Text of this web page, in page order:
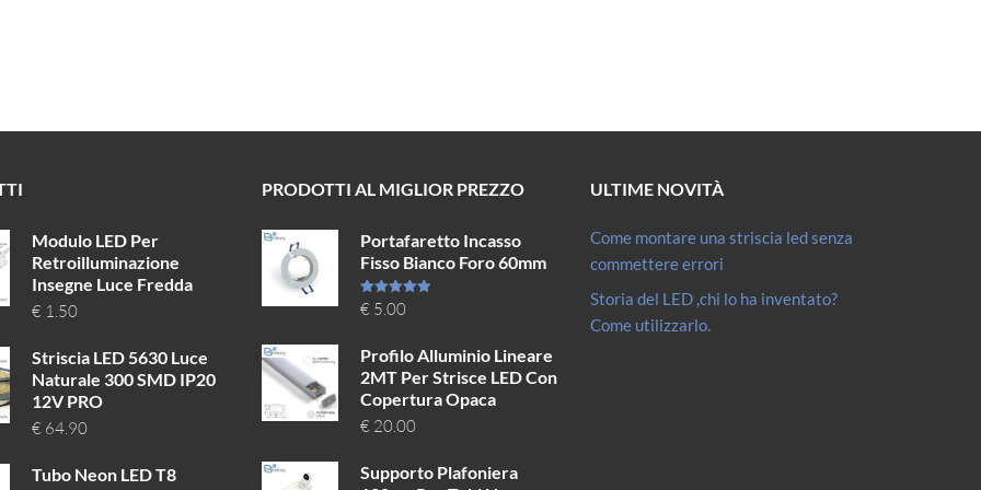
Modulo LED Per
Retroilluminazione
Insegne Luce Fredda
€1.50
Striscia LED 5630 Luce
Naturale 300 SMD IP20
12V PRO
€64.90
Tubo Neon LED T8
PRODOTTI AL MIGLIOR PREZZO
Portafaretto Incasso
Fisso Bianco Foro 60mm
Valutato
5.00su 5
€5.00
Profilo Alluminio Lineare
2MT Per Strisce LED Con
Copertura Opaca
€20.00
Supporto Plafoniera
ULTIME NOVITÀ
Come montare una striscia led senza
commettere errori
Storia del LED ,chi lo ha inventato?
Come utilizzarlo.